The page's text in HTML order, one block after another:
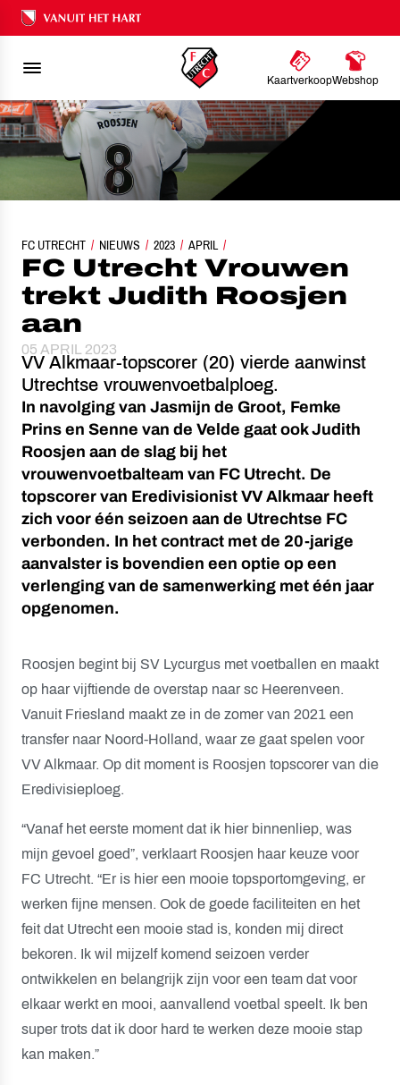
Ons nalatenschap
KaartverkoopWebshop
FC UTRECHT NIEUWS 2023 APRIL
FC UTRECHT VROUWEN TREKT JUDITH ROOSJEN AAN
FC Utrecht Vrouwen
trekt Judith Roosjen
aan
05 APRIL 2023
VV Alkmaar-topscorer (20) vierde aanwinst
Utrechtse vrouwenvoetbalploeg.
In navolging van Jasmijn de Groot, Femke
Prins en Senne van de Velde gaat ook Judith
Roosjen aan de slag bij het
vrouwenvoetbalteam van FC Utrecht. De
topscorer van Eredivisionist VV Alkmaar heeft
zich voor één seizoen aan de Utrechtse FC
verbonden. In het contract met de 20-jarige
aanvalster is bovendien een optie op een
verlenging van de samenwerking met één jaar
opgenomen.
Roosjen begint bij SV Lycurgus met voetballen en maakt
op haar vijftiende de overstap naar sc Heerenveen.
Vanuit Friesland maakt ze in de zomer van 2021 een
transfer naar Noord-Holland, waar ze gaat spelen voor
VV Alkmaar. Op dit moment is Roosjen topscorer van die
Eredivisieploeg.
“Vanaf het eerste moment dat ik hier binnenliep, was
mijn gevoel goed”, verklaart Roosjen haar keuze voor
FC Utrecht. “Er is hier een mooie topsportomgeving, er
werken fijne mensen. Ook de goede faciliteiten en het
feit dat Utrecht een mooie stad is, konden mij direct
bekoren. Ik wil mijzelf komend seizoen verder
ontwikkelen en belangrijk zijn voor een team dat voor
elkaar werkt en mooi, aanvallend voetbal speelt. Ik ben
super trots dat ik door hard te werken deze mooie stap
kan maken.”